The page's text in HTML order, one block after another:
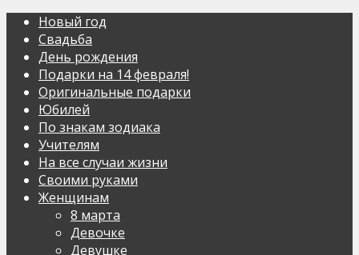
Новый год
Свадьба
День рождения
Подарки на 14 февраля!
Оригинальные подарки
Юбилей
По знакам зодиака
Учителям
На все случаи жизни
Своими руками
Женщинам
8 марта
Девочке
Девушке